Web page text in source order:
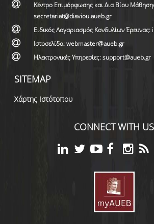
Κέντρο Επιμόρφωσης και Δια Βίου
secretariat@diaviou.aueb.gr
Ειδικός Λογαριασμός Κονδυλίων
Ιστοσελίδα: webmaster@aueb.gr
Ηλεκτρονικές Υπηρεσίες: support@aueb.gr
SITEMAP
Χάρτης Ιστότοπου
CONNECT WITH US